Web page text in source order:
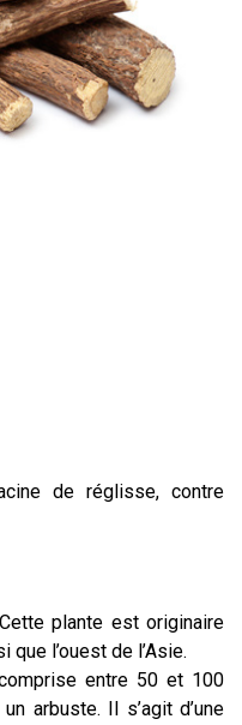
de réglisse, contre
plante est originaire
que l’ouest de l’Asie.
entre 50 et 100
arbuste. Il s’agit d’une